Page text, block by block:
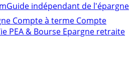
Guide indépendant de l'épargne
Compte à terme Compte
PEA & Bourse Epargne retraite